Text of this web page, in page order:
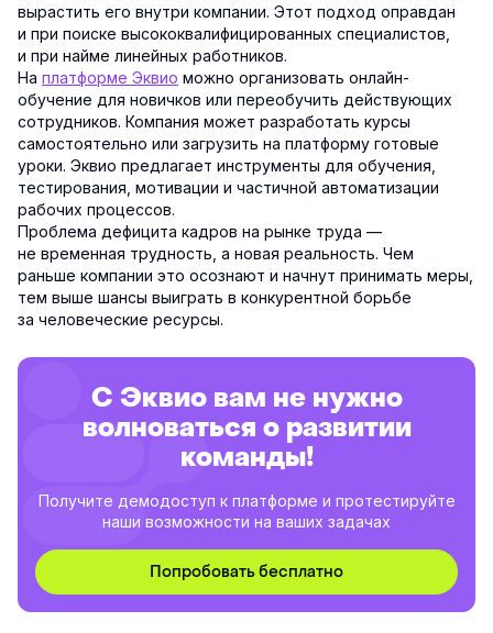
вырастить его внутри компании. Этот подход оправдан
и при поиске высококвалифицированных специалистов,
и при найме линейных работников.
На платформе Эквио можно организовать онлайн-
обучение для новичков или переобучить действующих
сотрудников. Компания может разработать курсы
самостоятельно или загрузить на платформу готовые
уроки. Эквио предлагает инструменты для обучения,
тестирования, мотивации и частичной автоматизации
рабочих процессов.
Проблема дефицита кадров на рынке труда —
не временная трудность, а новая реальность. Чем
раньше компании это осознают и начнут принимать меры,
тем выше шансы выиграть в конкурентной борьбе
за человеческие ресурсы.
С Эквио вам не нужно
волноваться о развитии
команды!
Получите демодоступ к платформе и протестируйте
наши возможности на ваших задачах
Попробовать бесплатно